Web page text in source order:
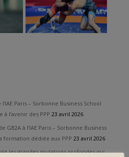
Paris – Sorbonne Business School
l’avenir des PPP 23 avril 2026
GB2A à l’IAE Paris – Sorbonne Business
formation dédiée aux PPP 23 avril 2026
les grandes mutations profondes qui